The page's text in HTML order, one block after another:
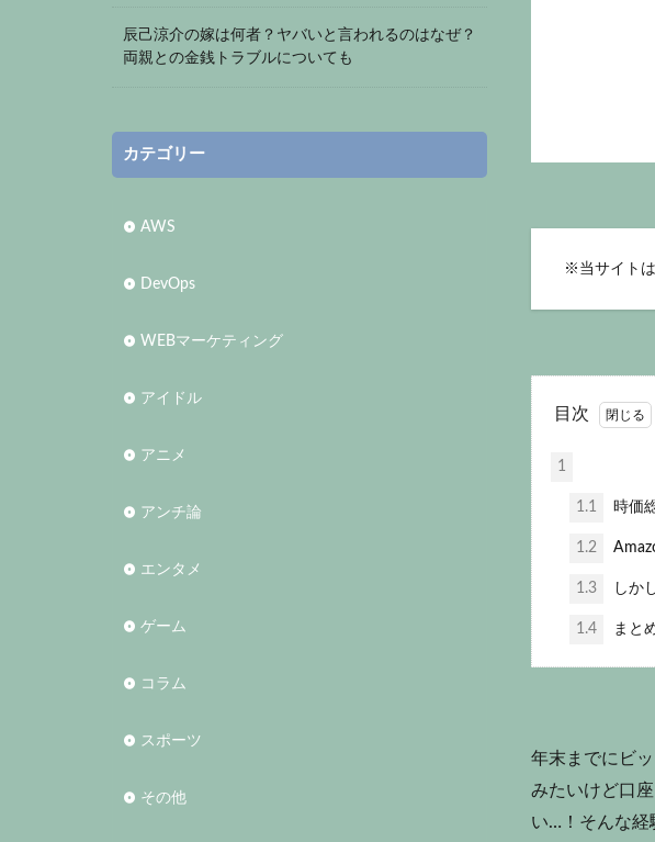
※ 当サイト
目次
1
1.1 時価
1.2
1.3 しか
1.4 まと
年末までにビ
みたいけど口
い…！そんな経
辰己涼介の嫁は何者？ヤバいと言われるのはなぜ？
両親との金銭トラブルについても
カテゴリー
AWS
DevOps
WEBマーケティング
アイドル
アニメ
アンチ論
エンタメ
ゲーム
コラム
スポーツ
その他